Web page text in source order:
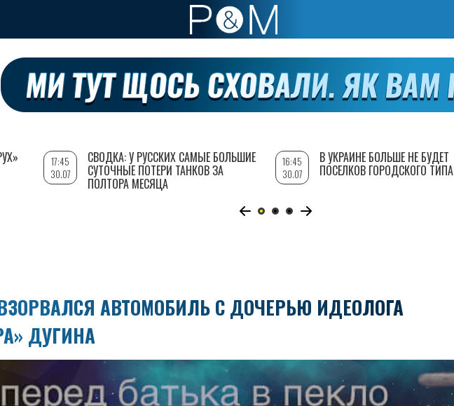
АВТОМОБИЛЬ С ДОЧЕРЬЮ ИДЕОЛОГА
ДУГИНА
17:45
30.07
СВОДКА: У РУССКИХ САМЫЕ БОЛЬШИЕ
СУТОЧНЫЕ ПОТЕРИ ТАНКОВ ЗА
ПОЛТОРА МЕСЯЦА
16:45
30.07
В УКРАИНЕ БОЛЬШЕ НЕ БУДЕТ
ПОСЕЛКОВ ГОРОДСКОГО ТИПА